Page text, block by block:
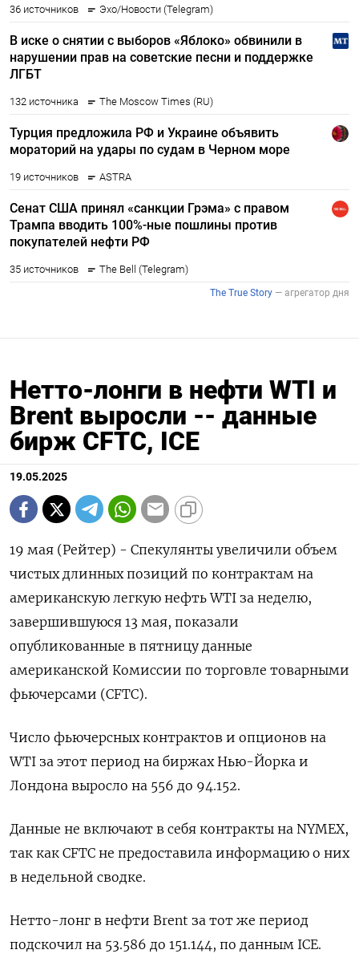
Нетто-лонги в нефти WTI и
Brent выросли -- данные
бирж CFTC, ICE
19.05.2025
19 мая (Рейтер) - Спекулянты увеличили объем
чистых длинных позиций по контрактам на
американскую легкую нефть WTI за неделю,
завершившуюся 13 мая, показали
опубликованные в пятницу данные
американской Комиссии по торговле товарными
фьючерсами (CFTC).
Число фьючерсных контрактов и опционов на
WTI за этот период на биржах Нью-Йорка и
Лондона выросло на 556 до 94.152.
Данные не включают в себя контракты на NYMEX,
так как CFTC не предоставила информацию о них
в недельной сводке.
Нетто-лонг в нефти Brent за тот же период
подскочил на 53.586 до 151.144, по данным ICE.